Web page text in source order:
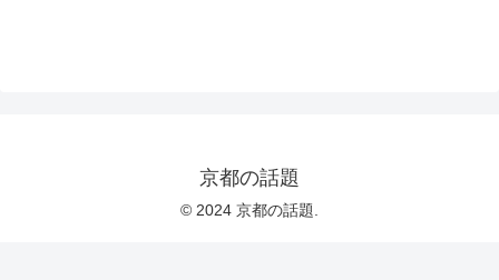
京都の話題
© 2024 京都の話題.